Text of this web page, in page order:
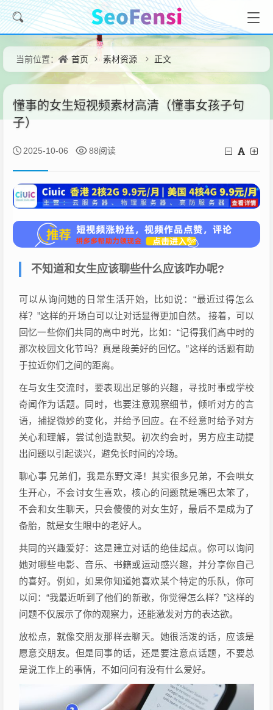
当前位置： 首页 素材资源 正文
懂事的女生短视频素材高清（懂事女孩子句
子）
2025-10-06 88阅读
不知道和女生应该聊些什么应该咋办呢?
可以从询问她的日常生活开始，比如说：“最近过得怎么
样？”这样的开场白可以让对话显得更加自然。 接着，可以
回忆一些你们共同的高中时光，比如：“记得我们高中时的
那次校园文化节吗？真是段美好的回忆。”这样的话题有助
于拉近你们之间的距离。
在与女生交流时，要表现出足够的兴趣，寻找时事或学校
奇闻作为话题。同时，也要注意观察细节，倾听对方的言
语，捕捉微妙的变化，并给予回应。在不经意时给予对方
关心和理解，尝试创造默契。初次约会时，男方应主动提
出问题以引起谈兴，避免长时间的冷场。
聊心事 兄弟们，我是东野文泽！其实很多兄弟，不会哄女
生开心，不会讨女生喜欢，核心的问题就是嘴巴太笨了，
不会和女生聊天，只会傻傻的对女生好，最后不是成为了
备胎，就是女生眼中的老好人。
共同的兴趣爱好：这是建立对话的绝佳起点。你可以询问
她对哪些电影、音乐、书籍或运动感兴趣，并分享你自己
的喜好。例如，如果你知道她喜欢某个特定的乐队，你可
以问：“我最近听到了他们的新歌，你觉得怎么样？”这样的
问题不仅展示了你的观察力，还能激发对方的表达欲。
放松点，就像交朋友那样去聊天。她很活泼的话，应该是
愿意交朋友。但是同事的话，还是要注意点话题，不要总
是说工作上的事情，不如问问有没有什么爱好。